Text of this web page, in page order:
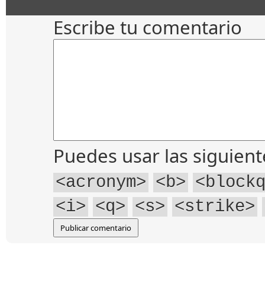
Escribe tu comentario
Puedes usar las
<acronym> <b>
<i> <q> <s> <strike>